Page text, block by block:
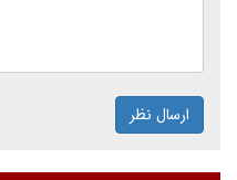
ارسال نظر